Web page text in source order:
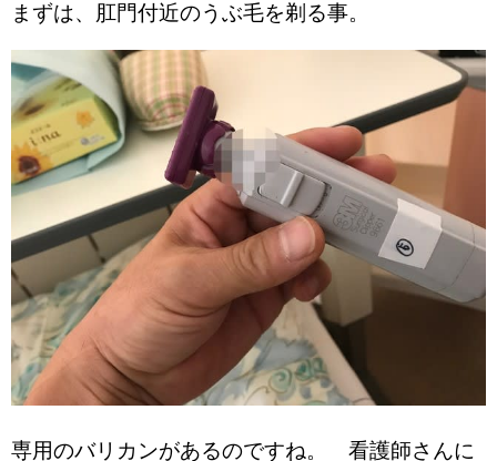
まずは、肛門付近のうぶ毛を剃る事。
専用のバリカンがあるのですね。 看護師さんに